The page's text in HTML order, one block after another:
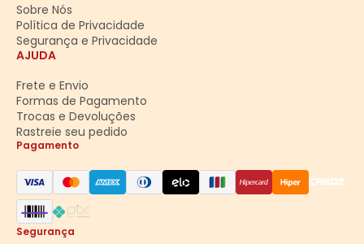
Sobre Nós
Política de Privacidade
Segurança e Privacidade
AJUDA
Frete e Envio
Formas de Pagamento
Trocas e Devoluções
Rastreie seu pedido
Pagamento
Segurança